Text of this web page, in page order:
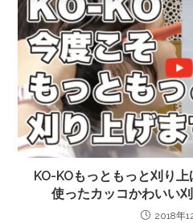
KO-KOもっともっと刈り
使ったカッコかわいい
2018年